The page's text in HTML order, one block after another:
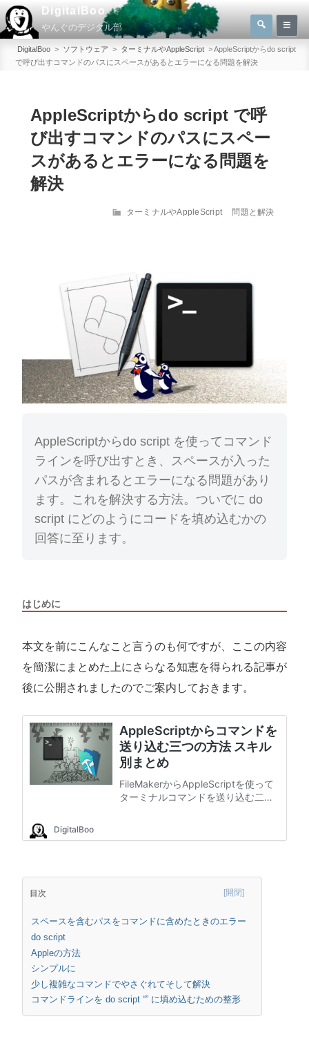
コ
ン
DigitalBoo
やんぐのデジタル部
検
索:
検
索
DigitalBoo > ソフトウェア > ターミナルやAppleScript >AppleScriptからdo script
で呼び出すコマンドのパスにスペースがあるとエラーになる問題を解決
AppleScriptからdo script で呼
び出すコマンドのパスにスペー
スがあるとエラーになる問題を
解決
カ
ターミナルやAppleScript 問題と解決
AppleScriptからdo script を使ってコマンド
ラインを呼び出すとき、スペースが入った
パスが含まれるとエラーになる問題があり
ます。これを解決する方法。ついでに do
script にどのようにコードを填め込むかの
回答に至ります。
はじめに
本文を前にこんなこと言うのも何ですが、ここの内容
を簡潔にまとめた上にさらなる知恵を得られる記事が
後に公開されましたのでご案内しておきます。
目次
スペースを含むパスをコマンドに含めたときのエラー
do script
Appleの方法
シンプルに
少し複雑なコマンドでやさぐれてそして解決
コマンドラインを do script “” に填め込むための整形